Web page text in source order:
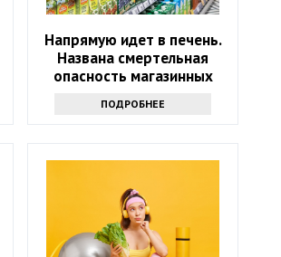
Напрямую идет в печень.
Названа смертельная
опасность магазинных
ПОДРОБНЕЕ